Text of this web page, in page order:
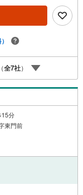
ムもグループ会社と連
プでご対応可能な体
快適な住まいが、ご
全7社）
15分
東門前